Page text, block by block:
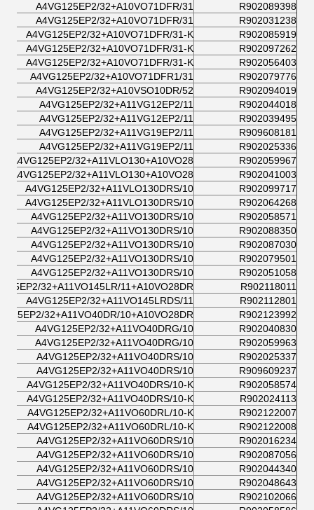
R902089398
A4VG125EP2/32+A10VO71DFR/31
R902031238
A4VG125EP2/32+A10VO71DFR/31
R902085919
A4VG125EP2/32+A10VO71DFR/31-K
R902097262
A4VG125EP2/32+A10VO71DFR/31-K
R902056403
A4VG125EP2/32+A10VO71DFR/31-K
R902079776
A4VG125EP2/32+A10VO71DFR1/31
R902094019
A4VG125EP2/32+A10VSO10DR/52
R902044018
A4VG125EP2/32+A11VG12EP2/11
R902039495
A4VG125EP2/32+A11VG12EP2/11
R909608181
A4VG125EP2/32+A11VG19EP2/11
R902025336
A4VG125EP2/32+A11VG19EP2/11
R902059967
A4VG125EP2/32+A11VLO130+A10VO28
R902041003
A4VG125EP2/32+A11VLO130+A10VO28
R902099717
A4VG125EP2/32+A11VLO130DRS/10
R902064268
A4VG125EP2/32+A11VLO130DRS/10
R902058571
A4VG125EP2/32+A11VO130DRS/10
R902088350
A4VG125EP2/32+A11VO130DRS/10
R902087030
A4VG125EP2/32+A11VO130DRS/10
R902079501
A4VG125EP2/32+A11VO130DRS/10
R902051058
A4VG125EP2/32+A11VO130DRS/10
R902118011
32+A11VO145LR/11+A10VO28DR/
R902112801
A4VG125EP2/32+A11VO145LRDS/11
R902123992
32+A11VO40DR/10+A10VO28DR/
R902040830
A4VG125EP2/32+A11VO40DRG/10
R902059963
A4VG125EP2/32+A11VO40DRG/10
R902025337
A4VG125EP2/32+A11VO40DRS/10
R909609237
A4VG125EP2/32+A11VO40DRS/10
R902058574
A4VG125EP2/32+A11VO40DRS/10-K
R902024113
A4VG125EP2/32+A11VO40DRS/10-K
R902122007
A4VG125EP2/32+A11VO60DRL/10-K
R902122008
A4VG125EP2/32+A11VO60DRL/10-K
R902016234
A4VG125EP2/32+A11VO60DRS/10
R902087056
A4VG125EP2/32+A11VO60DRS/10
R902044340
A4VG125EP2/32+A11VO60DRS/10
R902048643
A4VG125EP2/32+A11VO60DRS/10
R902102066
A4VG125EP2/32+A11VO60DRS/10